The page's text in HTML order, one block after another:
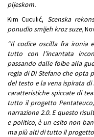
pljeskom.
Kim Cuculić, Scenska
ponudio smijeh kroz suze,
“Il codice oscilla fra ironia
tutto con l’incantata
passando dalle foibe alla
regia di Di Stefano che opta
del testo e la vena ispirata
caratteristiche spiccate di
tutto il progetto
narrazione 2.0. E questo
e politico, è un esito non
ma più alti di tutto il